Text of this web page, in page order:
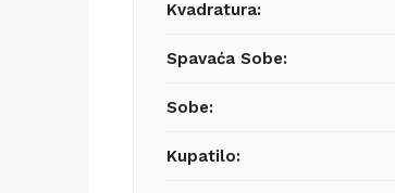
Kvadratura:
Spavaća Sobe:
Sobe:
Kupatilo: